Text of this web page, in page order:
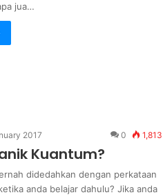
jua…
2017 0 1,813
Kuantum?
didedahkan dengan perkataan
anda belajar dahulu? Jika anda